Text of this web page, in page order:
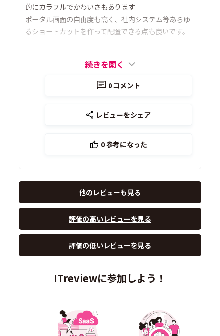
的にカラフルでかわいさもあります
ポータル画面の自由度も高く、社内システム等あらゆ
るショートカットを作って配置できる点も良いです。
続きを開く
0コメント
レビューをシェア
0参考になった
他のレビューも見る
評価の高いレビューを見る
評価の低いレビューを見る
ITreviewに参加しよう！